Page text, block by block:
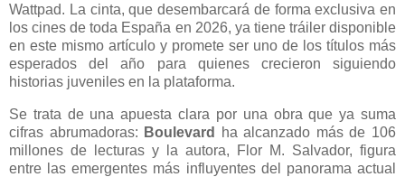
Wattpad. La cinta, que desembarcará de forma exclusiva en
los cines de toda España en 2026, ya tiene tráiler disponible
en este mismo artículo y promete ser uno de los títulos más
esperados del año para quienes crecieron siguiendo
historias juveniles en la plataforma.
Se trata de una apuesta clara por una obra que ya suma
cifras abrumadoras: Boulevard
ha alcanzado más de 106
millones de lecturas y la autora, Flor M. Salvador, figura
entre las emergentes más influyentes del panorama actual